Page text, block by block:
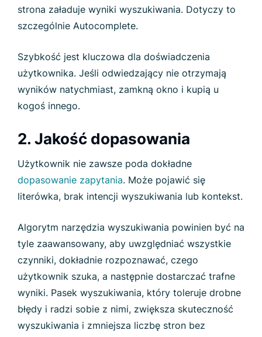
strona załaduje wyniki wyszukiwania. Dotyczy to
szczególnie Autocomplete.
Szybkość jest kluczowa dla doświadczenia
użytkownika. Jeśli odwiedzający nie otrzymają
wyników natychmiast, zamkną okno i kupią u
kogoś innego.
2. Jakość dopasowania
Użytkownik nie zawsze poda dokładne
dopasowanie zapytania. Może pojawić się
literówka, brak intencji wyszukiwania lub kontekst.
Algorytm narzędzia wyszukiwania powinien być na
tyle zaawansowany, aby uwzględniać wszystkie
czynniki, dokładnie rozpoznawać, czego
użytkownik szuka, a następnie dostarczać trafne
wyniki. Pasek wyszukiwania, który toleruje drobne
błędy i radzi sobie z nimi, zwiększa skuteczność
wyszukiwania i zmniejsza liczbę stron bez